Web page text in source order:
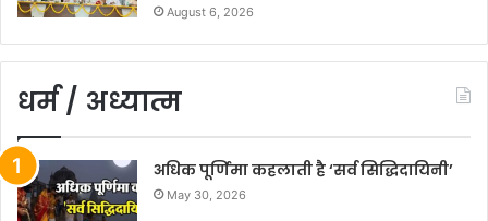
August 6, 2026
धर्म / अध्यात्म
अधिक पूर्णिमा कहलाती है ‘सर्व सिद्धिदायिनी’
May 30, 2026